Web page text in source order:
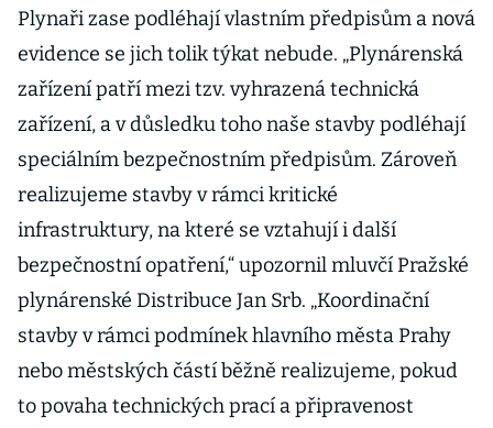
důstojný
důchod, tvrdí
Jurečka
Plynaři zase podléhají vlastním předpisům a nová
evidence se jich tolik týkat nebude. „Plynárenská
zařízení patří mezi tzv. vyhrazená technická
zařízení, a v důsledku toho naše stavby podléhají
speciálním bezpečnostním předpisům. Zároveň
realizujeme stavby v rámci kritické
infrastruktury, na které se vztahují i další
bezpečnostní opatření,“ upozornil mluvčí Pražské
plynárenské Distribuce Jan Srb. „Koordinační
stavby v rámci podmínek hlavního města Prahy
nebo městských částí běžně realizujeme, pokud
to povaha technických prací a připravenost